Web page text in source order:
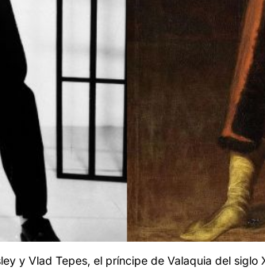
y Vlad Tepes, el príncipe de Valaquia del siglo